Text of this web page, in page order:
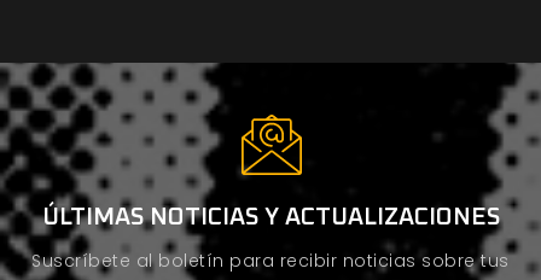
ÚLTIMAS NOTICIAS Y ACTUALIZACIONES
Suscríbete al boletín para recibir noticias sobre tus